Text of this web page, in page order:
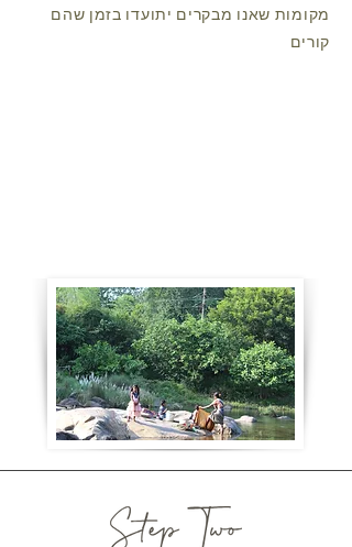
מקומות שאנו מבקרים יתועדו בזמן שהם
קורים